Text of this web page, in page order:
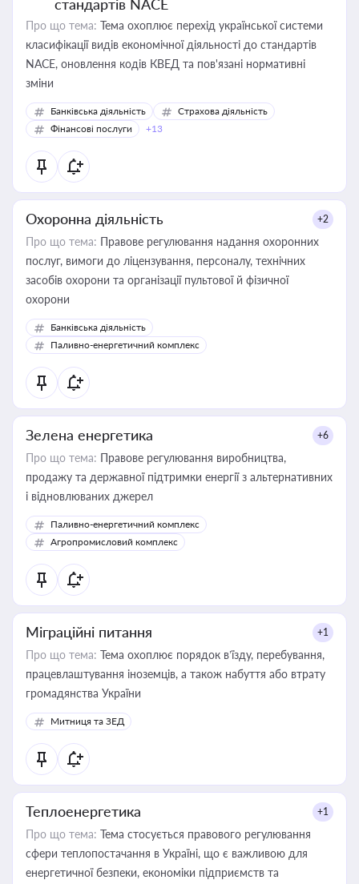
стандартів NACE
Про що тема: Тема охоплює перехід української системи
класифікації видів економічної діяльності до стандартів
NACE, оновлення кодів КВЕД та пов'язані нормативні
зміни
Банківська діяльність
Страхова діяльність
Фінансові послуги
+13
Охоронна діяльність +2
Про що тема: Правове регулювання надання охоронних
послуг, вимоги до ліцензування, персоналу, технічних
засобів охорони та організації пультової й фізичної
охорони
Банківська діяльність
Паливно-енергетичний комплекс
Зелена енергетика +6
Про що тема: Правове регулювання виробництва,
продажу та державної підтримки енергії з альтернативних
і відновлюваних джерел
Паливно-енергетичний комплекс
Агропромисловий комплекс
Міграційні питання +1
Про що тема: Тема охоплює порядок в’їзду, перебування,
працевлаштування іноземців, а також набуття або втрату
громадянства України
Митниця та ЗЕД
Теплоенергетика +1
Про що тема: Тема стосується правового регулювання
сфери теплопостачання в Україні, що є важливою для
енергетичної безпеки, економіки підприємств та